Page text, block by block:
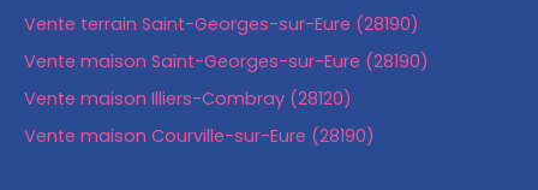
Vente terrain Saint-Georges-sur-Eure (28190)
Vente maison Saint-Georges-sur-Eure (28190)
Vente maison Illiers-Combray (28120)
Vente maison Courville-sur-Eure (28190)